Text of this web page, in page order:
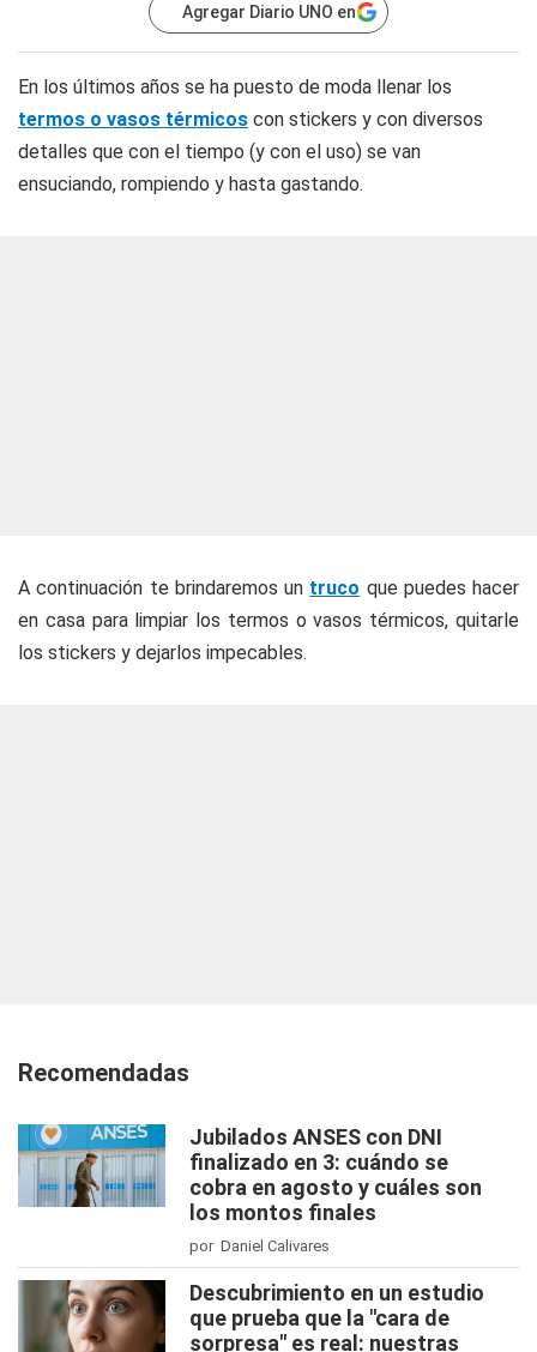
Agregar Diario UNO en
En los últimos años se ha puesto de moda llenar los
termos o vasos térmicos con stickers y con diversos
detalles que con el tiempo (y con el uso) se van
ensuciando, rompiendo y hasta gastando.
A continuación te brindaremos un truco que puedes hacer
en casa para limpiar los termos o vasos térmicos, quitarle
los stickers y dejarlos impecables.
Recomendadas
Jubilados ANSES con DNI
finalizado en 3: cuándo se
cobra en agosto y cuáles son
los montos finales
por Daniel Calivares
Descubrimiento en un estudio
que prueba que la "cara de
sorpresa" es real: nuestras